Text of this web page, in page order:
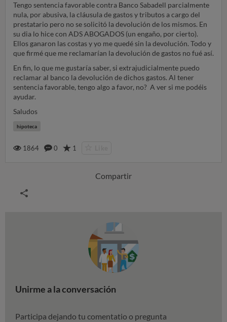
Tengo sentencia favorable contra Banco Sabadell parcialmente
nula, por abusiva, la cláusula de gastos y tributos a cargo del
prestatario pero no se solicitó la devolución de los mismos. En
su dia lo hice con ADS ABOGADOS (un engaño, por cierto).
Ellos ganaron las costas y yo me quedé sin la devolución. Todo y
que firmé que me reclamarían la devolución de gastos no fué así.
En fin, lo que me gustaría saber, si extrajudicialmente puedo
reclamar al banco la devolución de dichos gastos. Al tener
sentencia favorable, tengo algo a favor, no? A ver si me podéis
ayudar.
Saludos
hipoteca
1864 0 1
Compartir
Unirme a la conversación
Participa dejando tu comentatio o pregunta